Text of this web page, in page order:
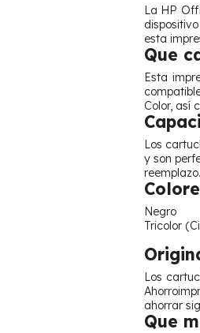
La HP
esta
Que
Esta
Color, así
Los
y son
reemplazo.
Negro
Tricolor
Los
ahorrar
Que